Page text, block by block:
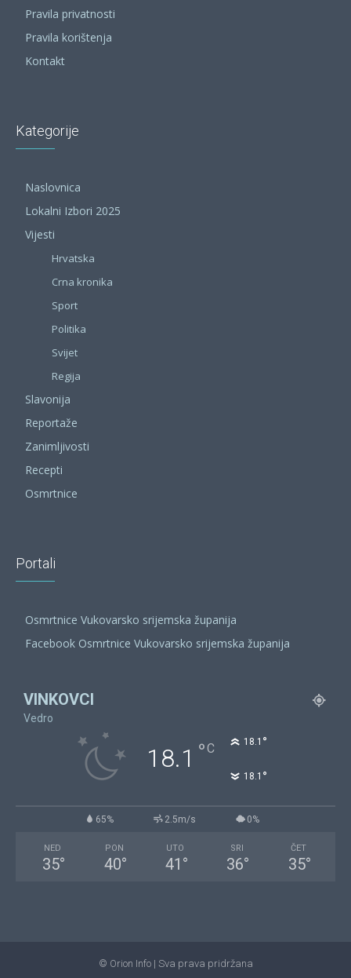
Pravila privatnosti
Pravila korištenja
Kontakt
Kategorije
Naslovnica
Lokalni Izbori 2025
Vijesti
Hrvatska
Crna kronika
Sport
Politika
Svijet
Regija
Slavonija
Reportaže
Zanimljivosti
Recepti
Osmrtnice
Portali
Osmrtnice Vukovarsko srijemska županija
Facebook Osmrtnice Vukovarsko srijemska županija
VINKOVCI
Vedro
18.1 °C 18.1 °
18.1 °
65% 2.5m/s 0%
NED
35°
PON
40°
UTO
41 °
SRI
36°
ČET
35°
© Orion Info | Sva prava pridržana